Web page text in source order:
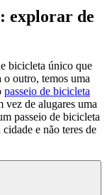
explorar de
bicicleta único que
o outro, temos uma
passeio de bicicleta
vez de alugares uma
passeio de bicicleta
e não teres de